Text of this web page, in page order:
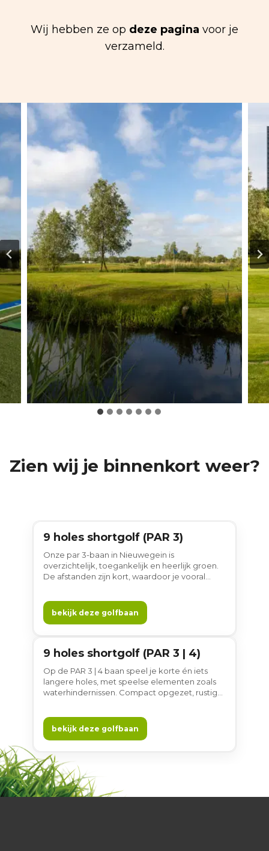
Wij hebben ze op deze pagina voor je
verzameld.
Zien wij je binnenkort weer?
9 holes
9 holes shortgolf (PAR 3)
Onze par 3-baan in Nieuwegein is
overzichtelijk, toegankelijk en heerlijk groen.
De afstanden zijn kort, waardoor je vooral
korte spel te verbeteren of ontspannen een
ronde te spelen. Laagdrempelig, vlak bij
bekijk deze golfbaan
9 holes
9 holes shortgolf (PAR 3 | 4)
Op de PAR 3 | 4 baan speel je korte én iets
langere holes, met speelse elementen zoals
waterhindernissen. Compact opgezet, rustig
complete ronde wil spelen zonder er uren
voor uit te trekken. Sportief, toegankelijk en
bekijk deze golfbaan